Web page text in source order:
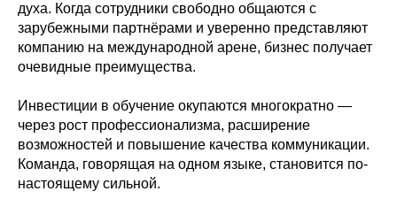
духа. Когда сотрудники свободно общаются с
зарубежными партнёрами и уверенно представляют
компанию на международной арене, бизнес получает
очевидные преимущества.
Инвестиции в обучение окупаются многократно —
через рост профессионализма, расширение
возможностей и повышение качества коммуникации.
Команда, говорящая на одном языке, становится по-
настоящему сильной.